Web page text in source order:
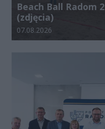
Beach Ball Radom
(zdjęcia)
Data dodania galerii:
07.08.2026